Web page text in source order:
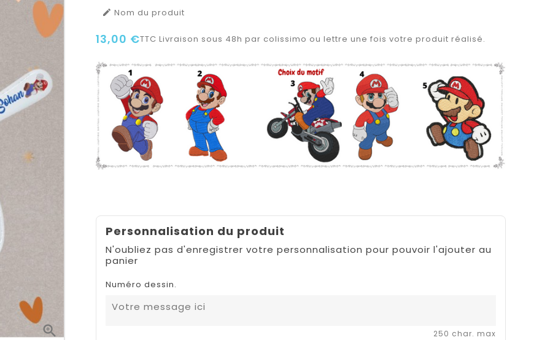

 Nom du produit
13,00 €TTC Livraison sous 48h par colissimo ou lettre une fois votre produit réalisé.
Personnalisation du produit
N'oubliez pas d'enregistrer votre personnalisation pour pouvoir l'ajouter au
panier
Numéro dessin.
250 char. max